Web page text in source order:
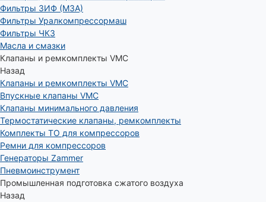
Фильтры ЗИФ (МЗА)
Фильтры Уралкомпрессормаш
Фильтры ЧКЗ
Масла и смазки
Клапаны и ремкомплекты VMC
Назад
Клапаны и ремкомплекты VMC
Впускные клапаны VMC
Клапаны минимального давления
Термостатические клапаны, ремкомплекты
Комплекты ТО для компрессоров
Ремни для компрессоров
Генераторы Zammer
Пневмоинструмент
Промышленная подготовка сжатого воздуха
Назад